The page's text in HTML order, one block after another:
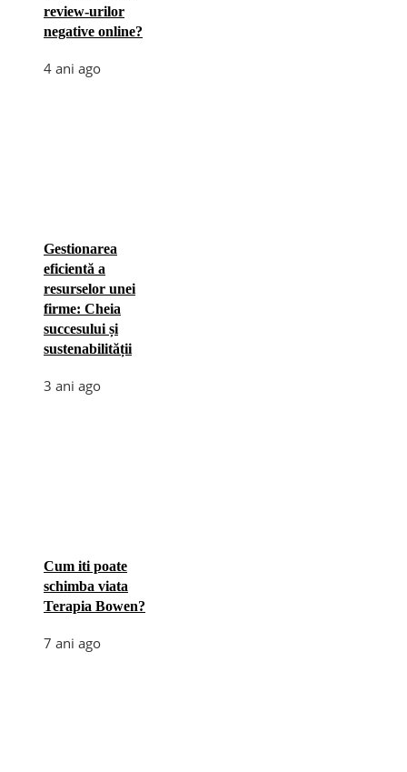
review-urilor
negative online?
4 ani ago
Gestionarea
eficientă a
resurselor unei
firme: Cheia
succesului și
sustenabilității
3 ani ago
Cum iti poate
schimba viata
Terapia Bowen?
7 ani ago